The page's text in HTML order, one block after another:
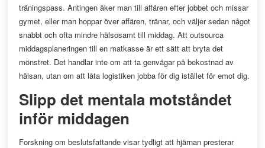
träningspass. Antingen åker man till affären efter jobbet och missar
gymet, eller man hoppar över affären, tränar, och väljer sedan något
snabbt och ofta mindre hälsosamt till middag. Att outsourca
middagsplaneringen till en matkasse är ett sätt att bryta det
mönstret. Det handlar inte om att ta genvägar på bekostnad av
hälsan, utan om att låta logistiken jobba för dig istället för emot dig.
Slipp det mentala motståndet
inför middagen
Forskning om beslutsfattande visar tydligt att hjärnan presterar